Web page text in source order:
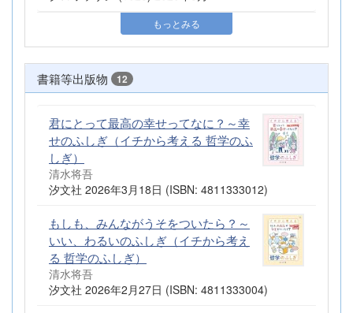
もっとみる
書籍等出版物 12
君にとって最高の幸せってなに？～幸
せのふしぎ（イチから考える 哲学のふ
しぎ）
清水将吾
汐文社 2026年3月18日 (ISBN: 4811333012)
もしも、みんながうそをついたら？～
いい、わるいのふしぎ（イチから考え
る 哲学のふしぎ）
清水将吾
汐文社 2026年2月27日 (ISBN: 4811333004)